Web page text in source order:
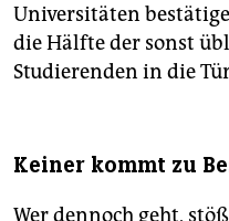
Universitäten
die Hälfte der sonst
Studierenden in die
Keiner kommt zu
Wer dennoch geht,